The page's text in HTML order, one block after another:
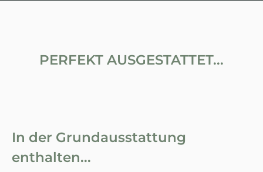
PERFEKT AUSGESTATTET...
In der Grundausstattung
enthalten...